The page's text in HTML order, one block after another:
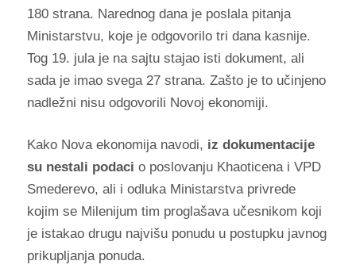
180 strana. Narednog dana je poslala pitanja
Ministarstvu, koje je odgovorilo tri dana kasnije.
Tog 19. jula je na sajtu stajao isti dokument, ali
sada je imao svega 27 strana. Zašto je to učinjeno
nadležni nisu odgovorili Novoj ekonomiji.
Kako Nova ekonomija navodi, iz dokumentacije
su nestali podaci o poslovanju Khaoticena i VPD
Smederevo, ali i odluka Ministarstva privrede
kojim se Milenijum tim proglašava učesnikom koji
je istakao drugu najvišu ponudu u postupku javnog
prikupljanja ponuda.